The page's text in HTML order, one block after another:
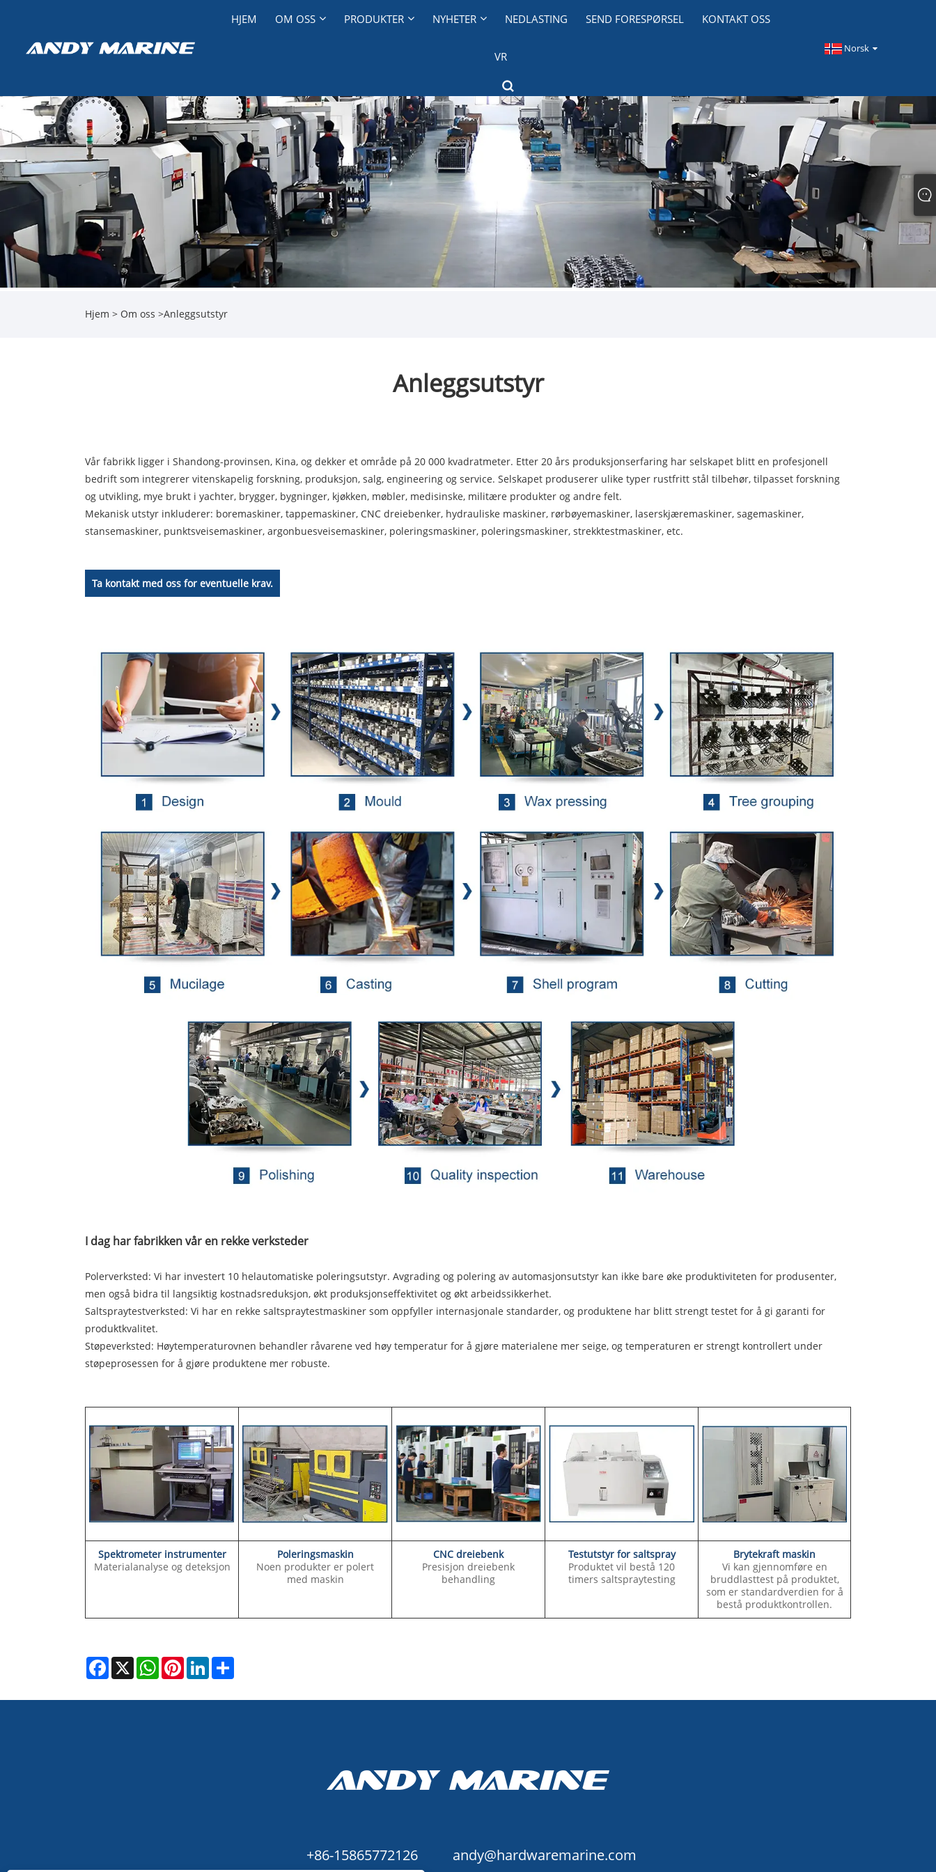
HJEM OM OSS PRODUKTER NYHETER NEDLASTING SEND FORESPØRSEL KONTAKT OSS
VR
Norsk‎
Hjem > Om oss >Anleggsutstyr
Anleggsutstyr
Vår fabrikk ligger i Shandong-provinsen, Kina, og dekker et område på 20 000 kvadratmeter. Etter 20 års produksjonserfaring har selskapet blitt en profesjonell
bedrift som integrerer vitenskapelig forskning, produksjon, salg, engineering og service. Selskapet produserer ulike typer rustfritt stål tilbehør, tilpasset forskning
og utvikling, mye brukt i yachter, brygger, bygninger, kjøkken, møbler, medisinske, militære produkter og andre felt.
Mekanisk utstyr inkluderer: boremaskiner, tappemaskiner, CNC dreiebenker, hydrauliske maskiner, rørbøyemaskiner, laserskjæremaskiner, sagemaskiner,
stansemaskiner, punktsveisemaskiner, argonbuesveisemaskiner, poleringsmaskiner, poleringsmaskiner, strekktestmaskiner, etc.
Ta kontakt med oss ​​for eventuelle krav.
I dag har fabrikken vår en rekke verksteder
Polerverksted: Vi har investert 10 helautomatiske poleringsutstyr. Avgrading og polering av automasjonsutstyr kan ikke bare øke produktiviteten for produsenter,
men også bidra til langsiktig kostnadsreduksjon, økt produksjonseffektivitet og økt arbeidssikkerhet.
Saltspraytestverksted: Vi har en rekke saltspraytestmaskiner som oppfyller internasjonale standarder, og produktene har blitt strengt testet for å gi garanti for
produktkvalitet.
Støpeverksted: Høytemperaturovnen behandler råvarene ved høy temperatur for å gjøre materialene mer seige, og temperaturen er strengt kontrollert under
støpeprosessen for å gjøre produktene mer robuste.
Spektrometer instrumenter
Materialanalyse og deteksjon
Poleringsmaskin
Noen produkter er polert
med maskin
CNC dreiebenk
Presisjon dreiebenk
behandling
Testutstyr for saltspray
Produktet vil bestå 120
timers saltspraytesting
Brytekraft maskin
Vi kan gjennomføre en
bruddlasttest på produktet,
som er standardverdien for å
bestå produktkontrollen.
Facebook
X WhatsAppPinterestLinkedIn
+86-15865772126 andy@hardwaremarine.com